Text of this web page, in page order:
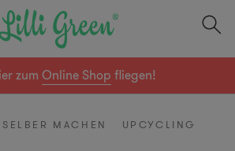
zumOnline Shop fliegen!
SELBER MACHEN UPCYCLING